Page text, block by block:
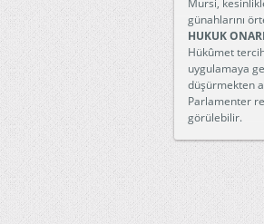
Mursi,
günahlarını
HUKUK
Hükûmet
uygulamaya
düşürmekten
Parlamenter
görülebilir.